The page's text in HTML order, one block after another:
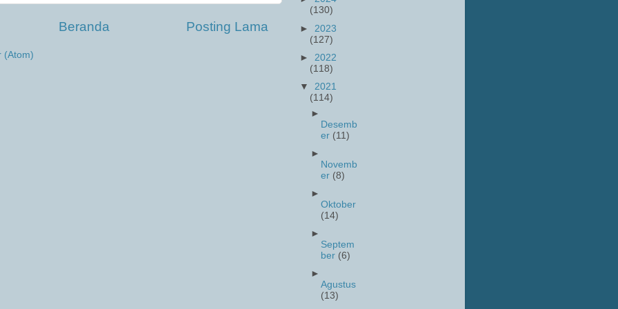
Posting Lama
Beranda
(Atom)
(130)
► 2023
(127)
► 2022
(118)
▼ 2021
(114)
►
Desemb
er (11)
►
Novemb
er (8)
►
Oktober
(14)
►
Septem
ber (6)
►
Agustus
(13)